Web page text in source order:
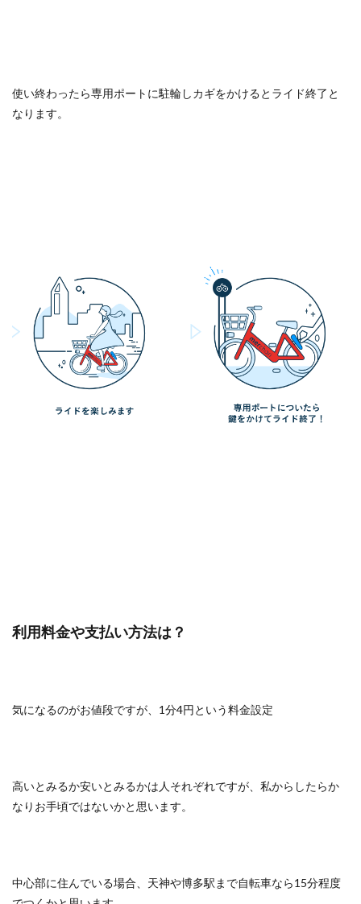
使い終わったら専用ポートに駐輪しカギをかけるとライド終了と
なります。
利用料金や支払い方法は？
気になるのがお値段ですが、1分4円という料金設定
高いとみるか安いとみるかは人それぞれですが、私からしたらか
なりお手頃ではないかと思います。
中心部に住んでいる場合、天神や博多駅まで自転車なら15分程度